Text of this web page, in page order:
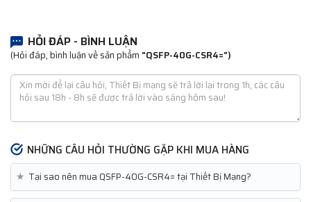
HỎI ĐÁP - BÌNH LUẬN
(Hỏi đáp, bình luận về sản phẩm "QSFP-40G-CSR4=")
NHỮNG CÂU HỎI THƯỜNG GẶP KHI MUA HÀNG
★ Tại sao nên mua QSFP-40G-CSR4= tại Thiết Bị Mạng?